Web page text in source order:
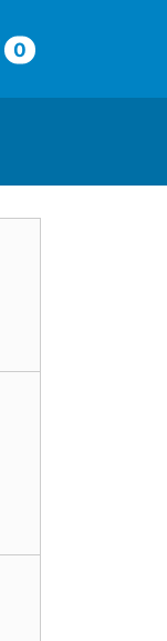
0